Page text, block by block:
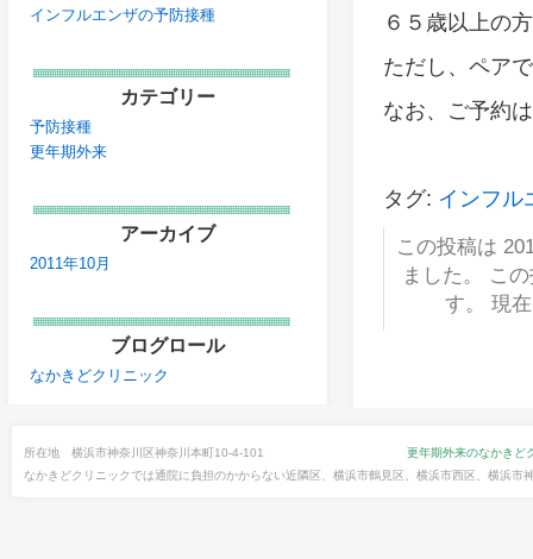
６５歳以上の
ただし、ペア
なお、ご予約
タグ: インフル
この投稿は
ました。 こ
す。 現
インフルエンザの予防接種
カテゴリー
予防接種
更年期外来
アーカイブ
2011年10月
ブログロール
なかきどクリニック
所在地 横浜市神奈川区神奈川本町10-4-101 更年期外来のなかきど
なかきどクリニックでは通院に負担のかからない近隣区、横浜市鶴見区、横浜市西区、横浜